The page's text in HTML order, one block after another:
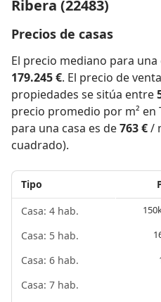
Ribera (22483)
Precios de casas
El precio mediano para
179.245 €. El precio de
propiedades se sitúa entre
precio promedio por m² en
para una casa es de763 €/
cuadrado).
Tipo
Casa: 4 hab.
Casa: 5 hab.
Casa: 6 hab.
Casa: 7 hab.